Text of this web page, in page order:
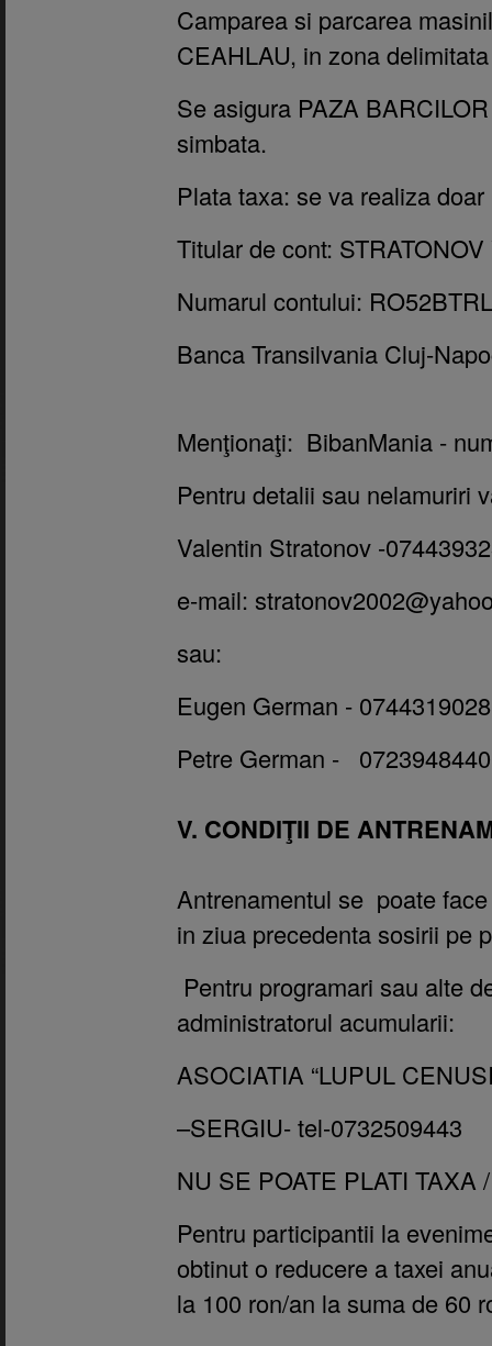
Camparea si parcarea
CEAHLAU, in zona
Se asigura PAZA
simbata.
Plata taxa: se va realiza
Titular de cont:
Numarul contului:
Banca Transilvania Cluj-
Menţionaţi: BibanMania -
Pentru detalii sau nelamuriri
Valentin Stratonov -
e-mail:
sau:
Eugen German - 0744319028
Petre German - 0723948440
V. CONDIŢII DE
Antrenamentul se poate
in ziua precedenta sosirii pe
Pentru programari sau alte
administratorul acumularii:
ASOCIATIA “LUPUL
–SERGIU- tel-0732509443
NU SE POATE PLATI TAXA
Pentru participantii la
obtinut o reducere a taxei
la 100 ron/an la suma de 60